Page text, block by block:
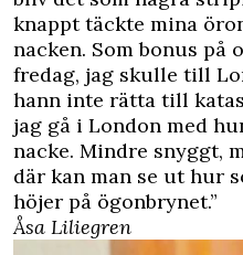
knappt täckte mina
nacken. Som bonus på
fredag, jag skulle till
hann inte rätta till
jag gå i London med
nacke. Mindre snyggt,
där kan man se ut hur
höjer på ögonbrynet.”
Åsa Liliegren